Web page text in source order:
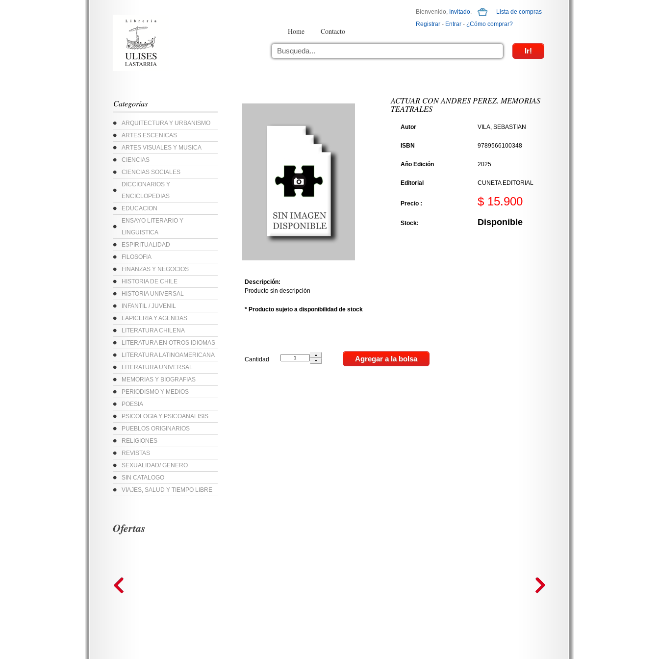
Home Contacto
Bienvenido, Invitado.
Lista de compras
Registrar - Entrar - ¿Cómo comprar?
Categorías
ARQUITECTURA Y URBANISMO
ARTES ESCENICAS
ARTES VISUALES Y MUSICA
CIENCIAS
CIENCIAS SOCIALES
DICCIONARIOS Y
ENCICLOPEDIAS
EDUCACION
ENSAYO LITERARIO Y
LINGUISTICA
ESPIRITUALIDAD
FILOSOFIA
FINANZAS Y NEGOCIOS
HISTORIA DE CHILE
HISTORIA UNIVERSAL
INFANTIL / JUVENIL
LAPICERIA Y AGENDAS
LITERATURA CHILENA
LITERATURA EN OTROS IDIOMAS
LITERATURA LATINOAMERICANA
LITERATURA UNIVERSAL
MEMORIAS Y BIOGRAFIAS
PERIODISMO Y MEDIOS
POESIA
PSICOLOGIA Y PSICOANALISIS
PUEBLOS ORIGINARIOS
RELIGIONES
REVISTAS
SEXUALIDAD/ GENERO
SIN CATALOGO
VIAJES, SALUD Y TIEMPO LIBRE
ACTUAR CON ANDRES PEREZ. MEMORIAS
TEATRALES
Autor VILA, SEBASTIAN
ISBN 9789566100348
Año Edición 2025
Editorial CUNETA EDITORIAL
Precio : $ 15.900
Stock: Disponible
Descripción:
Producto sin descripción
* Producto sujeto a disponibilidad de stock
Cantidad
Ofertas